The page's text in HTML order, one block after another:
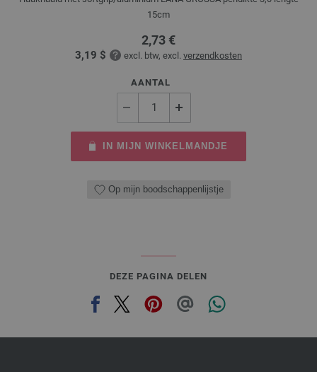
15cm
2,73 €
3,19 $ excl. btw, excl. verzendkosten
AANTAL
IN MIJN WINKELMANDJE
Op mijn boodschappenlijstje
DEZE PAGINA DELEN